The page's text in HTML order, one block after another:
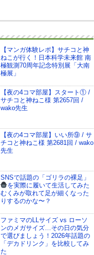
【マンガ体験レポ】サチコと神
ねこが行く！日本科学未来館 南
極観測70周年記念特別展「大南
極展」
【夜の4コマ部屋】スタート① /
サチコと神ねこ様 第2657回 /
wako先生
【夜の4コマ部屋】いい所⑨ / サ
チコと神ねこ様 第2681回 / wako
先生
SNSで話題の「ゴリラの裸足」
を実際に履いて生活してみた
むくみが取れて足が細くなった
りするのかな〜？
ファミマのLLサイズ vs ローソ
ンのメガサイズ…その日の気分
で選びましょう！2026年話題の
「デカドリンク」を比較してみ
た